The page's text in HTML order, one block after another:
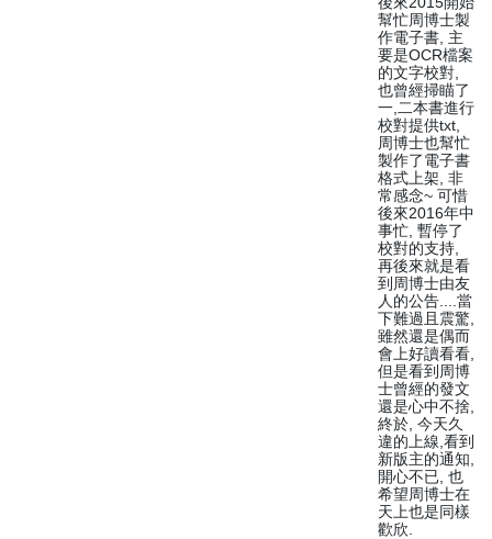
幫忙周博士製
作電子書, 主
要是OCR檔案
的文字校對,
也曾經掃瞄了
一,二本書進行
校對提供txt,
周博士也幫忙
製作了電子書
格式上架, 非
常感念~ 可惜
後來2016年中
事忙, 暫停了
校對的支持,
再後來就是看
到周博士由友
人的公告....當
下難過且震驚,
雖然還是偶而
會上好讀看看,
但是看到周博
士曾經的發文
還是心中不捨,
終於, 今天久
違的上線,看到
新版主的通知,
開心不已, 也
希望周博士在
天上也是同樣
歡欣.